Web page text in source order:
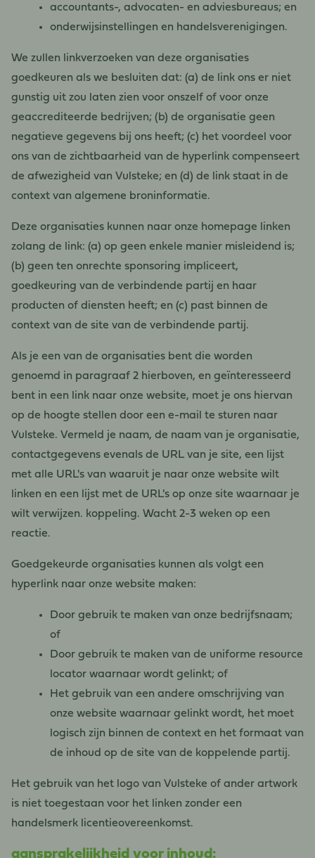
accountants-, advocaten- en adviesbureaus; en
onderwijsinstellingen en handelsverenigingen.
We zullen linkverzoeken van deze organisaties
goedkeuren als we besluiten dat: (a) de link ons ​​er niet
gunstig uit zou laten zien voor onszelf of voor onze
geaccrediteerde bedrijven; (b) de organisatie geen
negatieve gegevens bij ons heeft; (c) het voordeel voor
ons van de zichtbaarheid van de hyperlink compenseert
de afwezigheid van Vulsteke; en (d) de link staat in de
context van algemene broninformatie.
Deze organisaties kunnen naar onze homepage linken
zolang de link: (a) op geen enkele manier misleidend is;
(b) geen ten onrechte sponsoring impliceert,
goedkeuring van de verbindende partij en haar
producten of diensten heeft; en (c) past binnen de
context van de site van de verbindende partij.
Als je een van de organisaties bent die worden
genoemd in paragraaf 2 hierboven, en geïnteresseerd
bent in een link naar onze website, moet je ons hiervan
op de hoogte stellen door een e-mail te sturen naar
Vulsteke. Vermeld je naam, de naam van je organisatie,
contactgegevens evenals de URL van je site, een lijst
met alle URL's van waaruit je naar onze website wilt
linken en een lijst met de URL's op onze site waarnaar je
wilt verwijzen. koppeling. Wacht 2-3 weken op een
reactie.
Goedgekeurde organisaties kunnen als volgt een
hyperlink naar onze website maken:
Door gebruik te maken van onze bedrijfsnaam;
of
Door gebruik te maken van de uniforme resource
locator waarnaar wordt gelinkt; of
Het gebruik van een andere omschrijving van
onze website waarnaar gelinkt wordt, het moet
logisch zijn binnen de context en het formaat van
de inhoud op de site van de koppelende partij.
Het gebruik van het logo van Vulsteke of ander artwork
is niet toegestaan ​​voor het linken zonder een
handelsmerk licentieovereenkomst.
aansprakelijkheid voor inhoud: